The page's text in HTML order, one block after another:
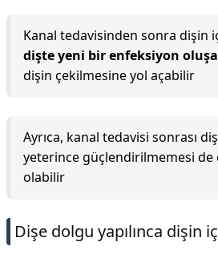
Kanal tedavisinden sonra dişin
dişte yeni bir enfeksiyon
dişin çekilmesine yol açabilir
Ayrıca, kanal tedavisi sonrası
yeterince güçlendirilmemesi de
olabilir
Dişe dolgu yapılınca dişin